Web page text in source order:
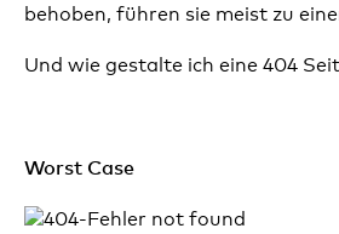
behoben, führen sie meist zu
Und wie gestalte ich eine 404
Worst Case